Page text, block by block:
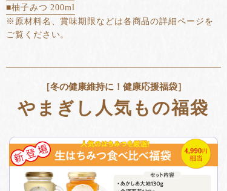
■柚子みつ 200ml
※原材料名、賞味期限などは各商品の詳細ページを
ご覧ください。
［冬の健康維持に！健康応援福袋］
やまぎし人気もの福袋